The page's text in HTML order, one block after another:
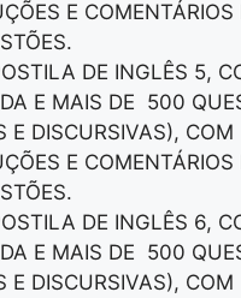
E COMENTÁRIOS
DE INGLÊS 5,
E MAIS DE 500
E DISCURSIVAS), COM
E COMENTÁRIOS
DE INGLÊS 6,
E MAIS DE 500
E DISCURSIVAS), COM